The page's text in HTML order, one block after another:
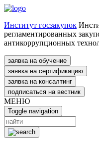
Институт госзакупок
регламентированных
антикоррупционных
заявка на обучение
заявка на сертификацию
заявка на консалтинг
подписаться на вестник
МЕНЮ
Toggle navigation